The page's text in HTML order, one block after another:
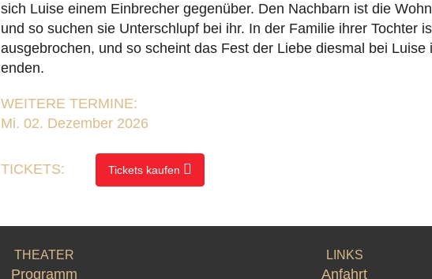
sich Luise einem Einbrecher gegenüber. Den Nachbarn ist die
und so suchen sie Unterschlupf bei ihr. In der Familie ihrer Tochter
ausgebrochen, und so scheint das Fest der Liebe diesmal bei Luise
enden.
WEITERE TERMINE:
Mi. 02. Dezember 2026
TICKETS: Tickets kaufen
THEATER
Programm
LINKS
Anfahrt